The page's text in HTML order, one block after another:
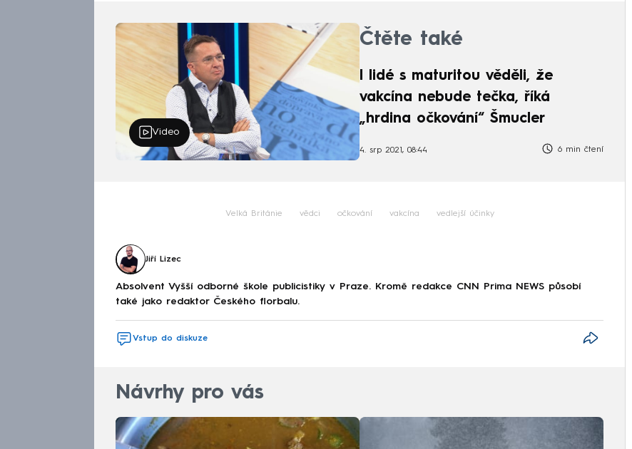
Video
Čtěte také
I lidé s maturitou věděli, že
vakcína nebude tečka, říká
„hrdina očkování“ Šmucler
4. srp 2021, 08:44 6 min čtení
Velká Británie vědci očkování vakcína vedlejší účinky
Jiří Lizec
Absolvent Vyšší odborné škole publicistiky v Praze. Kromě redakce CNN Prima NEWS působí
také jako redaktor Českého florbalu.
Vstup do diskuze
Návrhy pro vás